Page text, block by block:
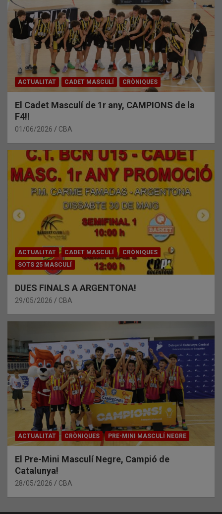
ACTUALITAT CADET MASCULÍ CRÒNIQUES
El Cadet Masculí de 1r any, CAMPIONS de la
F4!!
01/06/2026 CBA
ACTUALITAT CADET MASCULÍ
CRÒNIQUES
SOTS 25 MASCULÍ
DUES FINALS A ARGENTONA!
29/05/2026 CBA
ACTUALITAT CRÒNIQUES PRE-MINI MASCULÍ NEGRE
El Pre-Mini Masculí Negre, Campió de
Catalunya!
28/05/2026 CBA